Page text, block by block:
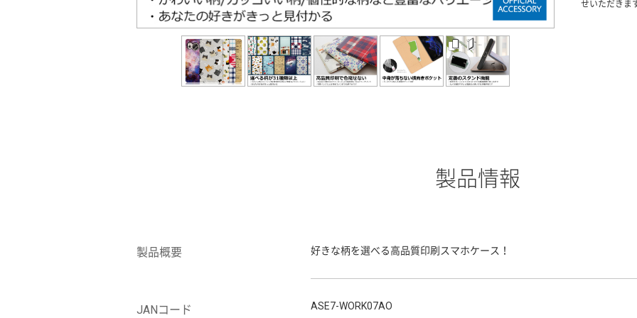
せいただきま
製品情報
製品概要 好きな柄を選べる高品質印刷スマホケース！
JANコード ASE7-WORK07AO